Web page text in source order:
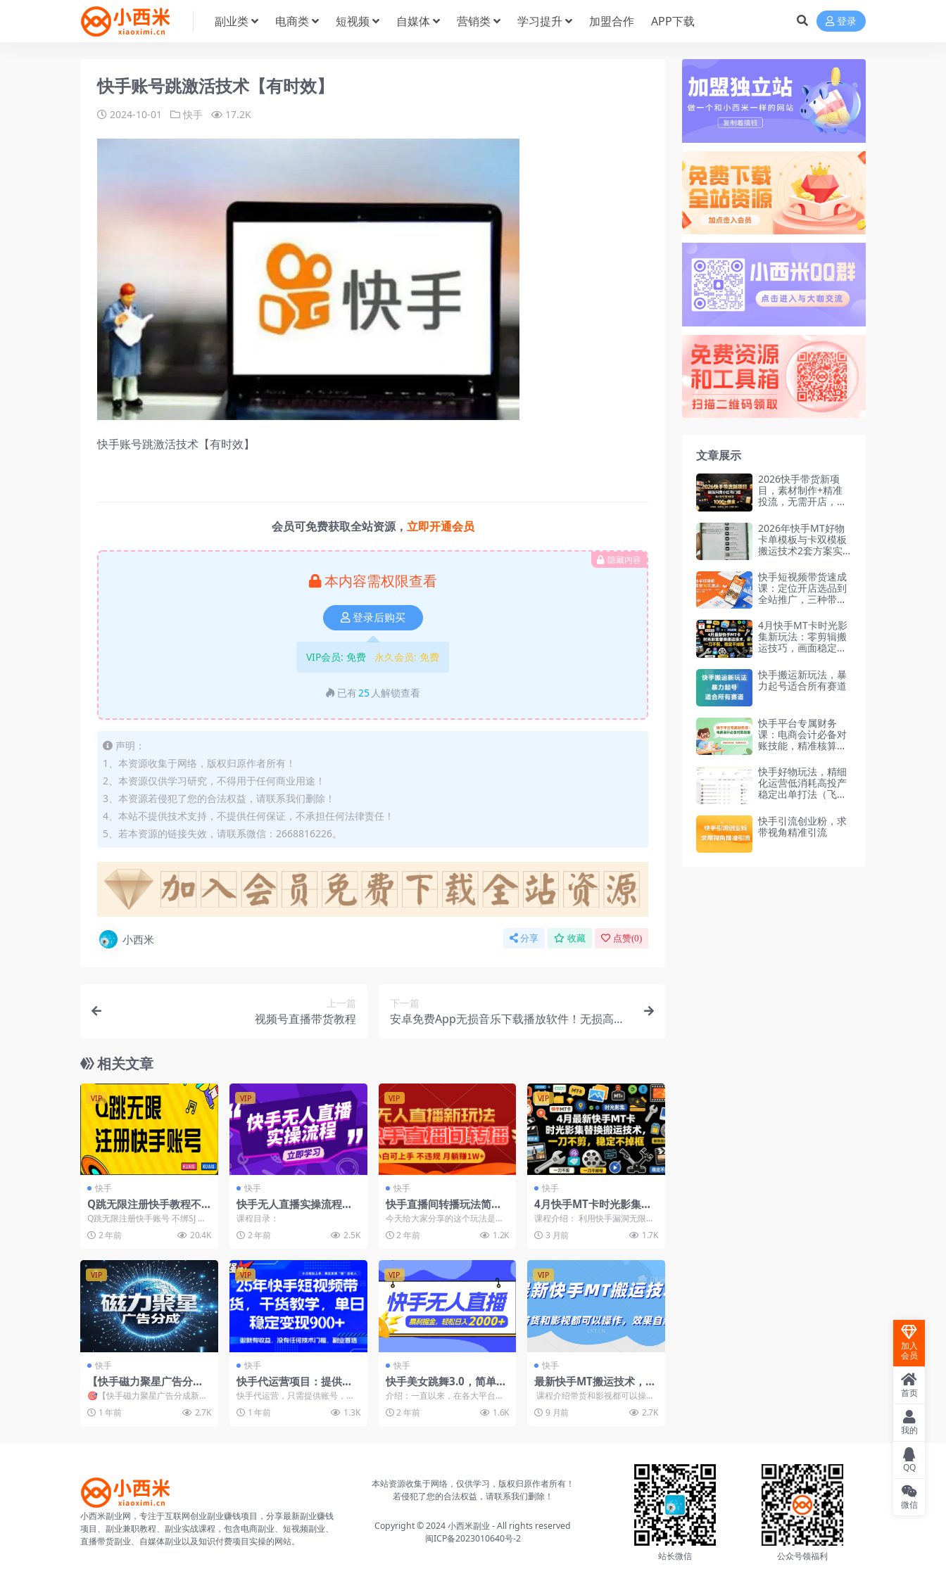
副业类 电商类 短视频 自媒体 营销类 学习提升 加盟合作 APP下载 登录
快手账号跳激活技术【有时效】
2024-10-01 快手 17.2K
快手账号跳激活技术【有时效】
会员可免费获取全站资源， 立即开通会员
隐藏内容
本内容需权限查看
登录后购买
VIP会员: 免费 永久会员: 免费
已有25 人解锁查看
声明：
1、本资源收集于网络，版权归原作者所有！
2、本资源仅供学习研究，不得用于任何商业用途！
3、本资源若侵犯了您的合法权益，请联系我们删除！
4、本站不提供技术支持，不提供任何保证，不承担任何法律责任！
5、若本资源的链接失效，请联系微信：2668816226。
小西米 分享 收藏 点赞(0)
上一篇
视频号直播带货教程
下一篇
安卓免费App无损音乐下载播放软件！无损高清
相关文章
VIP
快手
Q跳无限注册快手教程不
跳激活
Q跳无限注册快手账号 不绑SJ 不
跳激活可点赞 可关注 可收藏 可
发作品 流量正...
2 年前 20.4K
VIP
快手
快手无人直播实操流程：
从选品到素材录制, OBS直
播搭建, 开播设置一步到位
课程目录：
2 年前
2.5K
VIP
快手
快手直播间转播玩法简单
躺赚，真正的全无人直
播，小白轻松上手月入1W
+
今天给大家分享的这个玩法是之
前都没有人分享出来过的傻瓜式
无人直播玩法，纯躺赚。因...
2 年前 1.2K
VIP
快手
4月快手MT卡时光影集新
玩法：零剪辑搬运技巧，
画面稳定不丢帧
课程介绍： 利用快手漏洞无限怼
作品，无需剪辑，1：1搬运，几
分钟一条作品，所有视...
3 月前 1.7K
VIP
快手
【快手磁力聚星广告分成
新玩法】收益稳定，详细
实操流程！
🎯【快手磁力聚星广告分成新玩
法】收益稳定，详细实操流程！
在短视频和直播领域，快手...
1 年前 2.7K
VIP
快手
快手代运营项目：提供账
号即可坐享佣金分成，轻
松日入900+
快手代运营，只需提供账号，就
可坐收佣金分成，无需剪辑，无
需选品，无需直播，团队全...
1 年前 1.3K
VIP
快手
快手美女跳舞3.0，简单无
脑，轻轻松松日入2000+
介绍：一直以来，在各大平台
上，但凡与美女有关的内容从来
都是吸引流量的关键。因为赚...
2 年前 1.6K
VIP
快手
最新快手MT搬运技术，带
货和影视都可以操作，效
果自测
课程介绍带货和影视都可以操作
需要安卓手机，MT管理器操作效
果自测&n...
9 月前 2.7K
文章展示
2026快手带货新项
目，素材制作+精准
投流，无需开店，无
金1000+
2026年快手MT好物
卡单模板与卡双模板
搬运技术2套方案实
快手短视频带货速成
课：定位开店选品到
全站推广，三种带货
4月快手MT卡时光影
集新玩法：零剪辑搬
运技巧，画面稳定不
快手搬运新玩法，暴
力起号适合所有赛道
快手平台专属财务
课：电商会计必备对
账技能，精准核算利
快手好物玩法，精细
化运营低消耗高投产
稳定出单打法（飞书
快手引流创业粉，求
带视角精准引流
小西米副业网，专注于互联网创业副业赚钱项目，分享最新副业赚钱
项目、副业兼职教程、副业实战课程，包含电商副业、短视频副业、
直播带货副业、自媒体副业以及知识付费项目实操的网站。
本站资源收集于网络，仅供学习，版权归原作者所有！
若侵犯了您的合法权益，请联系我们删除！
Copyright © 2024小西米副业 - All rights reserved
闽ICP备2023010640号-2
站长微信
公众号领福利
加入
会员
首页
我的
QQ
微信